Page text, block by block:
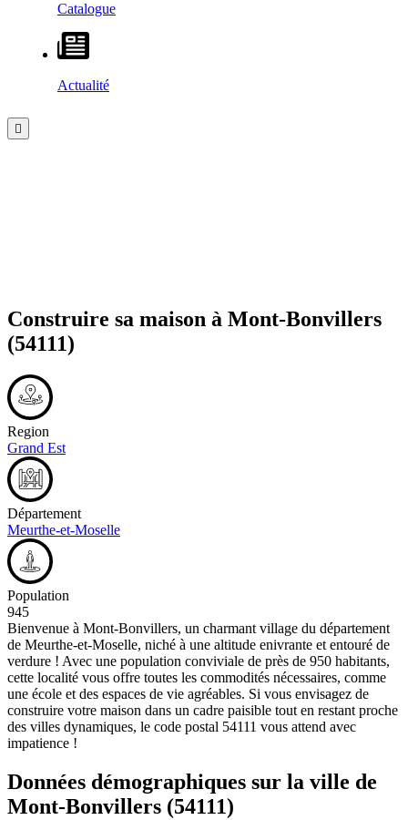
Catalogue
Actualité
Construire sa maison à Mont-Bonvillers
(54111)
Region
Grand Est
Département
Meurthe-et-Moselle
Population
945
Bienvenue à Mont-Bonvillers, un charmant village du département
de Meurthe-et-Moselle, niché à une altitude enivrante et entouré de
verdure ! Avec une population conviviale de près de 950 habitants,
cette localité vous offre toutes les commodités nécessaires, comme
une école et des espaces de vie agréables. Si vous envisagez de
construire votre maison dans un cadre paisible tout en restant proche
des villes dynamiques, le code postal 54111 vous attend avec
impatience !
Données démographiques sur la ville de
Mont-Bonvillers (54111)